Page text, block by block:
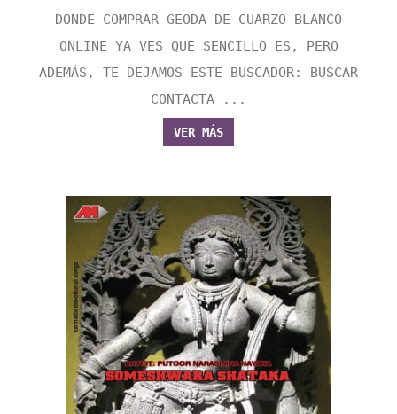
DONDE COMPRAR GEODA DE CUARZO BLANCO
ONLINE YA VES QUE SENCILLO ES, PERO
ADEMÁS, TE DEJAMOS ESTE BUSCADOR: BUSCAR
CONTACTA ...
VER MÁS